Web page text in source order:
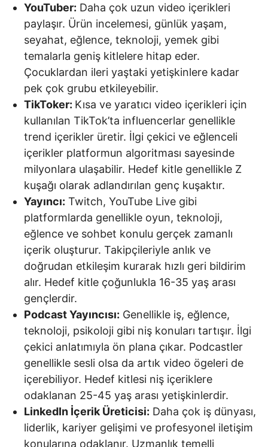
YouTuber: Daha çok uzun video içerikleri
paylaşır. Ürün incelemesi, günlük yaşam,
seyahat, eğlence, teknoloji, yemek gibi
temalarla geniş kitlelere hitap eder.
Çocuklardan ileri yaştaki yetişkinlere kadar
pek çok grubu etkileyebilir.
TikToker: Kısa ve yaratıcı video içerikleri için
kullanılan TikTok’ta influencerlar genellikle
trend içerikler üretir. İlgi çekici ve eğlenceli
içerikler platformun algoritması sayesinde
milyonlara ulaşabilir. Hedef kitle genellikle Z
kuşağı olarak adlandırılan genç kuşaktır.
Yayıncı: Twitch, YouTube Live gibi
platformlarda genellikle oyun, teknoloji,
eğlence ve sohbet konulu gerçek zamanlı
içerik oluşturur. Takipçileriyle anlık ve
doğrudan etkileşim kurarak hızlı geri bildirim
alır. Hedef kitle çoğunlukla 16-35 yaş arası
gençlerdir.
Podcast Yayıncısı: Genellikle iş, eğlence,
teknoloji, psikoloji gibi niş konuları tartışır. İlgi
çekici anlatımıyla ön plana çıkar. Podcastler
genellikle sesli olsa da artık video ögeleri de
içerebiliyor. Hedef kitlesi niş içeriklere
odaklanan 25-45 yaş arası yetişkinlerdir.
LinkedIn İçerik Üreticisi: Daha çok iş dünyası,
liderlik, kariyer gelişimi ve profesyonel iletişim
konularına odaklanır. Uzmanlık temelli